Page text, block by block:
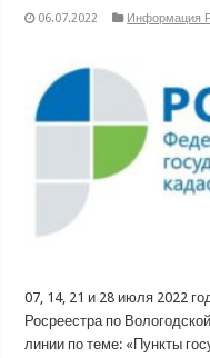
06.07.2022 Информация
07, 14, 21 и 28 июля 2022
Росреестра по
линии по теме: «Пункты